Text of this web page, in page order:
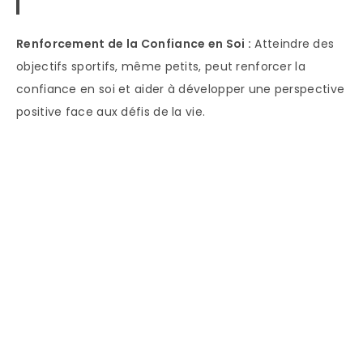
Renforcement de la Confiance en Soi : Atteindre des
objectifs sportifs, même petits, peut renforcer la
confiance en soi et aider à développer une perspective
positive face aux défis de la vie.